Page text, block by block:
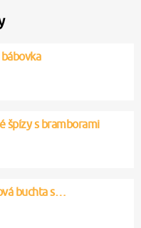
špízy s bramborami
buchta s…